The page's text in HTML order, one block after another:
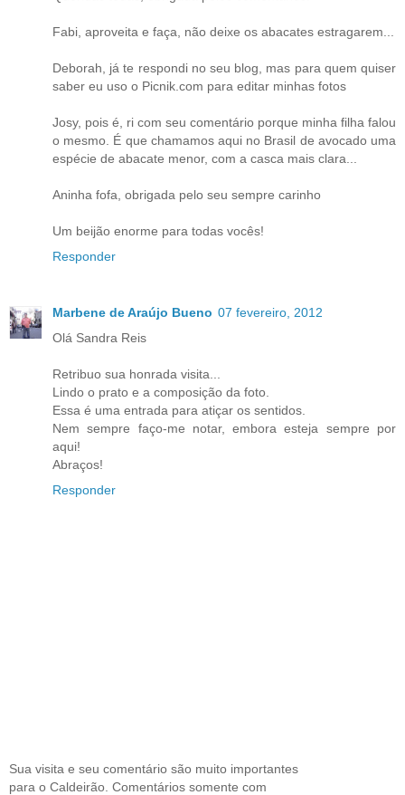
Fabi, aproveita e faça, não deixe os abacates estragarem...
Deborah, já te respondi no seu blog, mas para quem quiser
saber eu uso o Picnik.com para editar minhas fotos
Josy, pois é, ri com seu comentário porque minha filha falou
o mesmo. É que chamamos aqui no Brasil de avocado uma
espécie de abacate menor, com a casca mais clara...
Aninha fofa, obrigada pelo seu sempre carinho
Um beijão enorme para todas vocês!
Responder
Marbene de Araújo Bueno 07 fevereiro, 2012
Olá Sandra Reis
Retribuo sua honrada visita...
Lindo o prato e a composição da foto.
Essa é uma entrada para atiçar os sentidos.
Nem sempre faço-me notar, embora esteja sempre por
aqui!
Abraços!
Responder
Sua visita e seu comentário são muito importantes
para o Caldeirão. Comentários somente com